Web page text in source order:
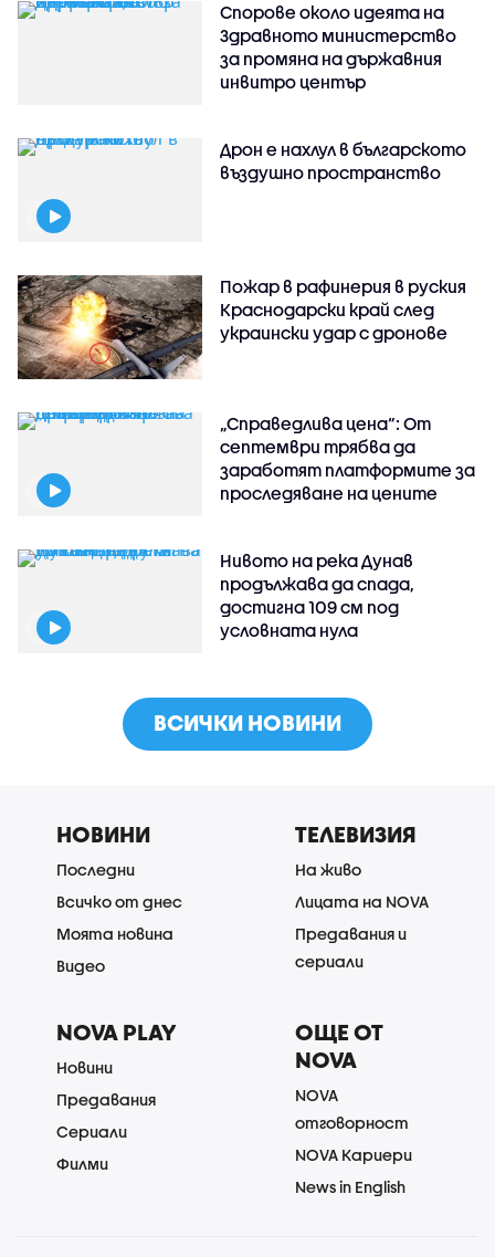
Спорове около идеята на
Здравното министерство
за промяна на държавния
инвитро център
Дрон е нахлул в българското
въздушно пространство
Пожар в рафинерия в руския
Краснодарски край след
украински удар с дронове
„Справедлива цена“: От
септември трябва да
заработят платформите за
проследяване на цените
Нивото на река Дунав
продължава да спада,
достигна 109 см под
условната нула
ВСИЧКИ НОВИНИ
НОВИНИ
Последни
Всичко от днес
Моята новина
Видео
ТЕЛЕВИЗИЯ
На живо
Лицата на NOVA
Предавания и
сериали
NOVA PLAY
Новини
Предавания
Сериали
Филми
ОЩЕ ОТ
NOVA
NOVA
отговорност
NOVA Кариери
News in English